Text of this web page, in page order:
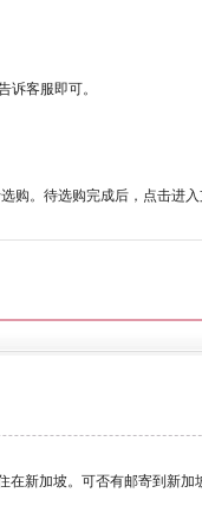
客服即可。
购。待选购完成后，点击进
在新加坡。可否有邮寄到新加